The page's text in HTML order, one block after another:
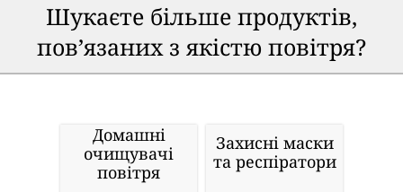
Шукаєте більше продуктів,
пов’язаних з якістю повітря?
Домашні
очищувачі
повітря
Захисні маски
та респіратори